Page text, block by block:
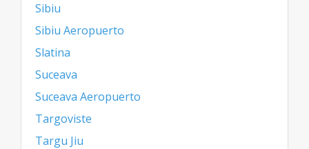
Sibiu
Sibiu Aeropuerto
Slatina
Suceava
Suceava Aeropuerto
Targoviste
Targu Jiu